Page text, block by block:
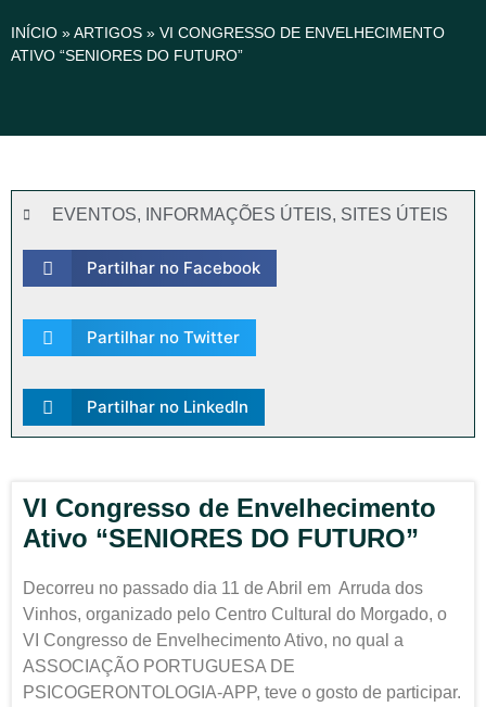
INÍCIO »ARTIGOS » VI CONGRESSO DE ENVELHECIMENTO
ATIVO “SENIORES DO FUTURO”
EVENTOS, INFORMAÇÕES ÚTEIS, SITES ÚTEIS
Partilhar no Facebook
Partilhar no Twitter
Partilhar no LinkedIn
VI Congresso de Envelhecimento
Ativo “SENIORES DO FUTURO”
Decorreu no passado dia 11 de Abril em Arruda dos
Vinhos, organizado pelo Centro Cultural do Morgado, o
VI Congresso de Envelhecimento Ativo, no qual a
ASSOCIAÇÃO PORTUGUESA DE
PSICOGERONTOLOGIA-APP, teve o gosto de participar.